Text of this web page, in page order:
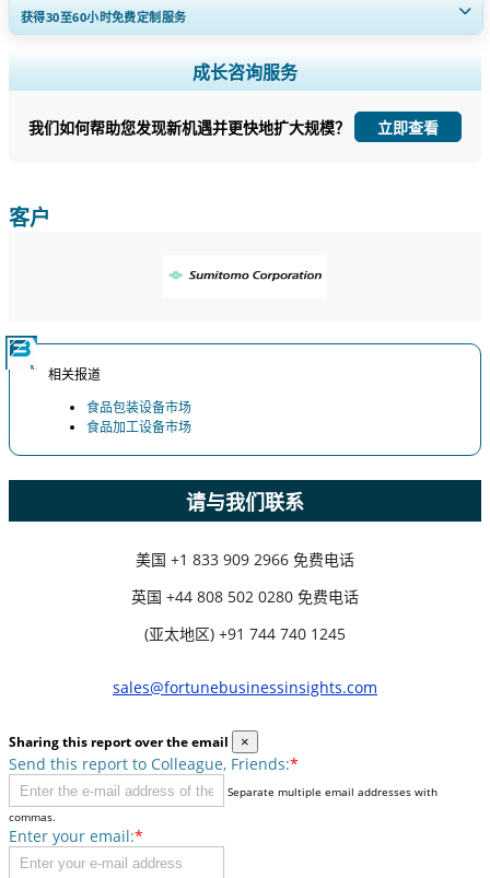
获得30至60小时免费定制服务
扩大区域和国家覆盖范围， 细分市场分析， 公司简介， 竞争基准分析，
以及最终用户洞察。
立即定制
成长咨询服务
我们如何帮助您发现新机遇并更快地扩大规模？ 立即查看
客户
相关报道
食品包装设备市场
食品加工设备市场
请与我们联系
美国 +1 833 909 2966 免费电话
英国 +44 808 502 0280 免费电话
(亚太地区) +91 744 740 1245
sales@fortunebusinessinsights.com
Sharing this report over the email ×
Send this report to Colleague, Friends:*
Separate multiple email addresses with
commas.
Enter your email:*